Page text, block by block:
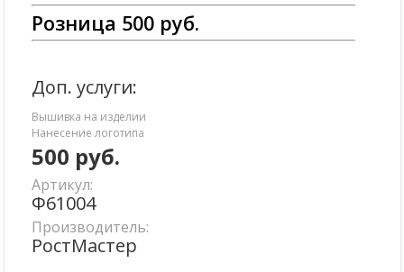
Розница 500 руб.
Доп. услуги:
Вышивка на изделии
Нанесение логотипа
500 руб.
Артикул:
Ф61004
Производитель:
РостМастер